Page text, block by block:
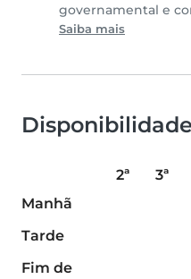
governamental e
Saiba mais
Disponibilidade
2ª 3ª
Manhã
Tarde
Fim de